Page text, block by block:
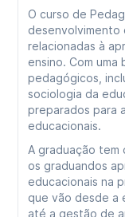
O curso de
desenvolvimento
relacionadas à
ensino. Com uma
pedagógicos,
sociologia da
preparados para
educacionais.
A graduação tem
os graduandos
educacionais na
que vão desde a
até a gestão de